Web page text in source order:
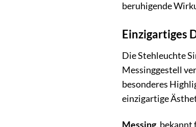
beruhigende
Einzigartiges
Die Stehleuchte
Messinggestell
besonderes
einzigartige
Messing, bekannt